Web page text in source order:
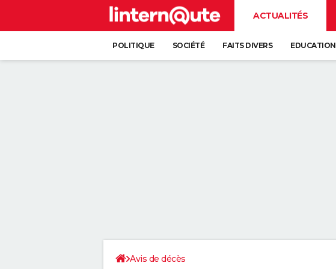
ACTUALITÉS
POLITIQUE SOCIÉTÉ FAITS DIVERS EDUCATION
Avis de décès